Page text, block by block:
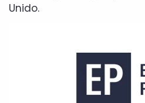
Unido.